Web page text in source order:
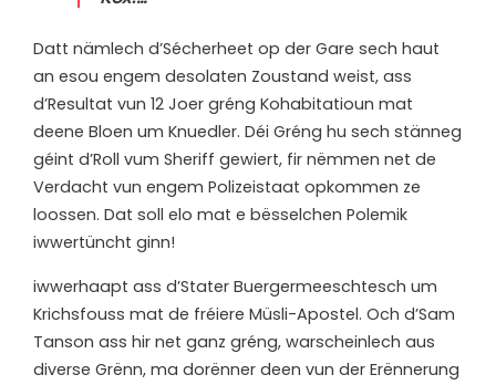
Datt nämlech d’Sécherheet op der Gare sech haut
an esou engem desolaten Zoustand weist, ass
d’Resultat vun 12 Joer gréng Kohabitatioun mat
deene Bloen um Knuedler. Déi Gréng hu sech stänneg
géint d’Roll vum Sheriff gewiert, fir nëmmen net de
Verdacht vun engem Polizeistaat opkommen ze
loossen. Dat soll elo mat e bësselchen Polemik
iwwertüncht ginn!
iwwerhaapt ass d’Stater Buergermeeschtesch um
Krichsfouss mat de fréiere Müsli-Apostel. Och d’Sam
Tanson ass hir net ganz gréng, warscheinlech aus
diverse Grënn, ma dorënner deen vun der Erënnerung